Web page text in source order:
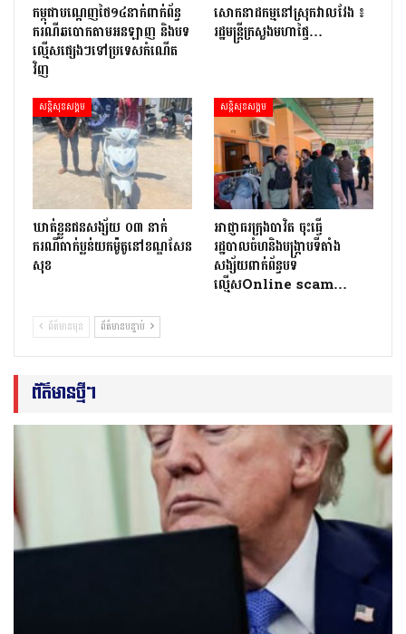
កម្ពុជាបណ្ដេញថៃ១៤នាក់ពាក់ព័ន្ធ
ករណីឆបោកតាមអនឡាញ និងបទ
ល្មើសផ្សេងៗទៅប្រទេសកំណើត
វិញ
សោកនាដកម្ម​នៅ​ស្រុក​វាល​វែង ៖
រដ្ឋមន្ត្រី​ក្រសួងមហាផ្ទៃ…
សន្តិសុខសង្គម
ឃាត់ខ្លួនជនសង្ស័យ ០៣ នាក់
ករណីធាក់ប្លន់យកម៉ូតូនៅខណ្ឌសែន
សុខ
សន្តិសុខសង្គម
អាជ្ញាធរក្រុងបាវិត ចុះធើ្វ
រដ្ឋបាលចំហនិងបង្ក្រាបទីតាំង
សង្ស័យពាក់ព័ន្ធបទ
ល្មើសOnline scam…
ព័ត៌មានមុន ព័ត៌មានបន្ទាប់
ព័ត៌មានថ្មីៗ